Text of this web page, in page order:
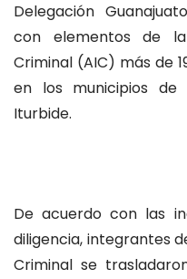
Delegación
con elementos de
Criminal (AIC) más de
en los municipios de
Iturbide.
De acuerdo con las
diligencia, integrantes
Criminal se